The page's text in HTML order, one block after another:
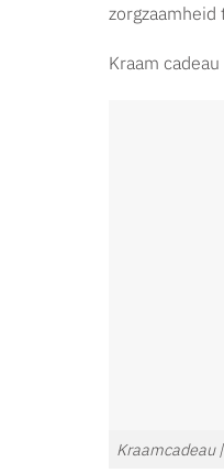
zorgzaamheid
Kraam
Kraamcadeau